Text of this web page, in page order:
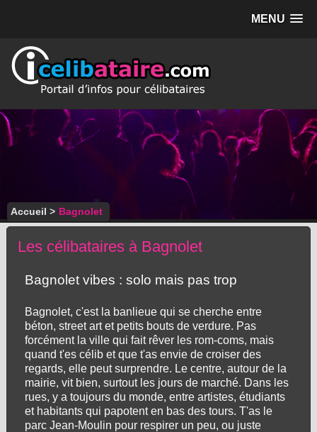
MENU
Accueil > Bagnolet
Les célibataires à Bagnolet
Bagnolet vibes : solo mais pas trop
Bagnolet, c'est la banlieue qui se cherche entre
béton, street art et petits bouts de verdure. Pas
forcément la ville qui fait rêver les rom-coms, mais
quand t'es célib et que t'as envie de croiser des
regards, elle peut surprendre. Le centre, autour de la
mairie, vit bien, surtout les jours de marché. Dans les
rues, y a toujours du monde, entre artistes, étudiants
et habitants qui papotent en bas des tours. T'as le
parc Jean-Moulin pour respirer un peu, ou juste